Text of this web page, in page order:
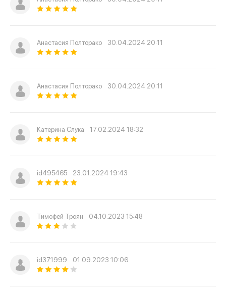
Анастасия Полторако 30.04.2024 20:11
Анастасия Полторако 30.04.2024 20:11
Катерина Слука 17.02.2024 18:32
id495465 23.01.2024 19:43
Тимофей Троян 04.10.2023 15:48
id371999 01.09.2023 10:06